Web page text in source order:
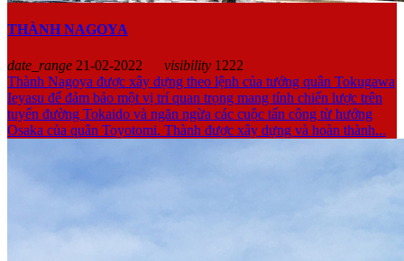
THÀNH NAGOYA
date_range 21-02-2022 visibility 1222
Thành Nagoya được xây dựng theo lệnh của tướng quân Tokugawa
Ieyasu để đảm bảo một vị trí quan trọng mang tính chiến lược trên
tuyến đường Tokaido và ngăn ngừa các cuộc tấn công từ hướng
Osaka của quân Toyotomi. Thành được xây dựng và hoàn thành...